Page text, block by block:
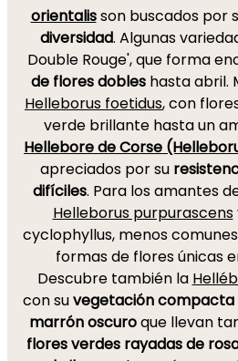
orientalisson buscados por
diversidad. Algunas
Double Rouge', que forma
de flores dobleshasta abril.
Helleborus foetidus, con
verde brillante hasta un
Hellebore de Corse
apreciados por su
difíciles. Para los amantes
Helleborus purpurascens
cyclophyllus, menos
formas de flores únicas
Descubre también la
con suvegetación compacta
marrón oscuroque llevan
flores verdes rayadas de